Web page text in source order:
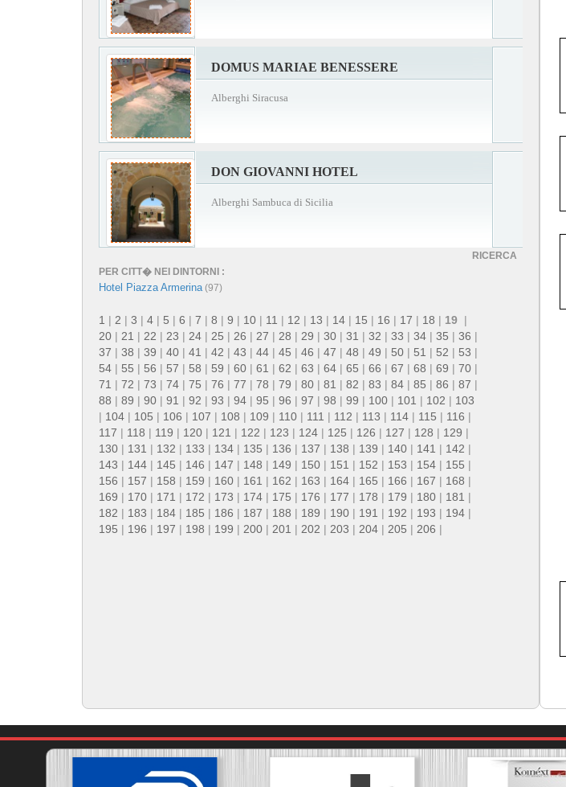
DOMUS MARIAE BENESSERE
Alberghi Siracusa
DON GIOVANNI HOTEL
Alberghi Sambuca di Sicilia
RICERCA
PER CITT� NEI DINTORNI :
Hotel Piazza Armerina(97)
1 | 2 | 3 | 4 | 5 | 6 | 7 | 8 | 9 | 10 | 11 | 12 | 13 | 14 | 15 | 16 | 17 | 18 | 19 |
20 | 21 | 22 | 23 | 24 | 25 | 26 | 27 | 28 | 29 | 30 | 31 | 32 | 33 | 34 | 35 | 36 |
37 | 38 | 39 | 40 | 41 | 42 | 43 | 44 | 45 | 46 | 47 | 48 | 49 | 50 | 51 | 52 | 53 |
54 | 55 | 56 | 57 | 58 | 59 | 60 | 61 | 62 | 63 | 64 | 65 | 66 | 67 | 68 | 69 | 70 |
71 | 72 | 73 | 74 | 75 | 76 | 77 | 78 | 79 | 80 | 81 | 82 | 83 | 84 | 85 | 86 | 87 |
88 | 89 | 90 | 91 | 92 | 93 | 94 | 95 | 96 | 97 | 98 | 99 | 100 | 101 | 102 | 103
| 104 | 105 | 106 | 107 | 108 | 109 | 110 | 111 | 112 | 113 | 114 | 115 | 116 |
117 | 118 | 119 | 120 | 121 | 122 | 123 | 124 | 125 | 126 | 127 | 128 | 129 |
130 | 131 | 132 | 133 | 134 | 135 | 136 | 137 | 138 | 139 | 140 | 141 | 142 |
143 | 144 | 145 | 146 | 147 | 148 | 149 | 150 | 151 | 152 | 153 | 154 | 155 |
156 | 157 | 158 | 159 | 160 | 161 | 162 | 163 | 164 | 165 | 166 | 167 | 168 |
169 | 170 | 171 | 172 | 173 | 174 | 175 | 176 | 177 | 178 | 179 | 180 | 181 |
182 | 183 | 184 | 185 | 186 | 187 | 188 | 189 | 190 | 191 | 192 | 193 | 194 |
195 | 196 | 197 | 198 | 199 | 200 | 201 | 202 | 203 | 204 | 205 | 206 |